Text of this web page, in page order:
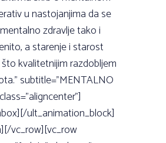
u nastojanjima da se
zdravlje tako i
a starenje i starost
kvalitetnijim razdobljem
subtitle=”MENTALNO
ult_animation_block]
vc_row][vc_row